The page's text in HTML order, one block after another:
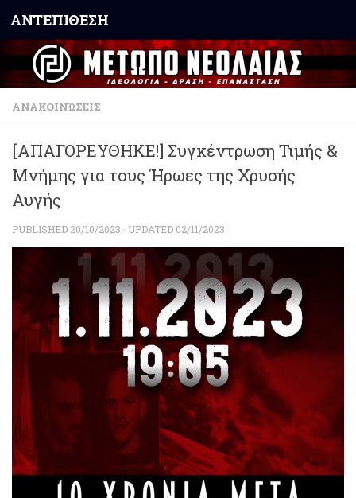
Skip to content
ΑΝΤΕΠΙΘΕΣΗ
ΑΝΑΚΟΙΝΏΣΕΙΣ
[ΑΠΑΓΟΡΕΥΘΗΚΕ!] Συγκέντρωση Τιμής &
Μνήμης για τους Ήρωες της Χρυσής
Αυγής
PUBLISHED 20/10/2023 · UPDATED 02/11/2023